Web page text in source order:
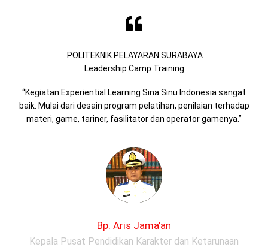
POLITEKNIK PELAYARAN SURABAYA
Leadership Camp Training
“Kegiatan Experiential Learning Sina Sinu Indonesia sangat
baik. Mulai dari desain program pelatihan, penilaian terhadap
materi, game, tariner, fasilitator dan operator gamenya.”
Bp. Aris Jama'an
Kepala Pusat Pendidikan Karakter dan Ketarunaan